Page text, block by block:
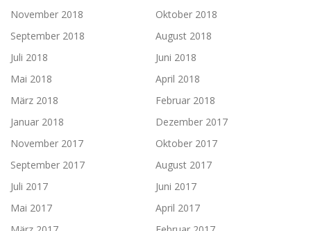
November 2018
Oktober 2018
September 2018
August 2018
Juli 2018
Juni 2018
Mai 2018
April 2018
März 2018
Februar 2018
Januar 2018
Dezember 2017
November 2017
Oktober 2017
September 2017
August 2017
Juli 2017
Juni 2017
Mai 2017
April 2017